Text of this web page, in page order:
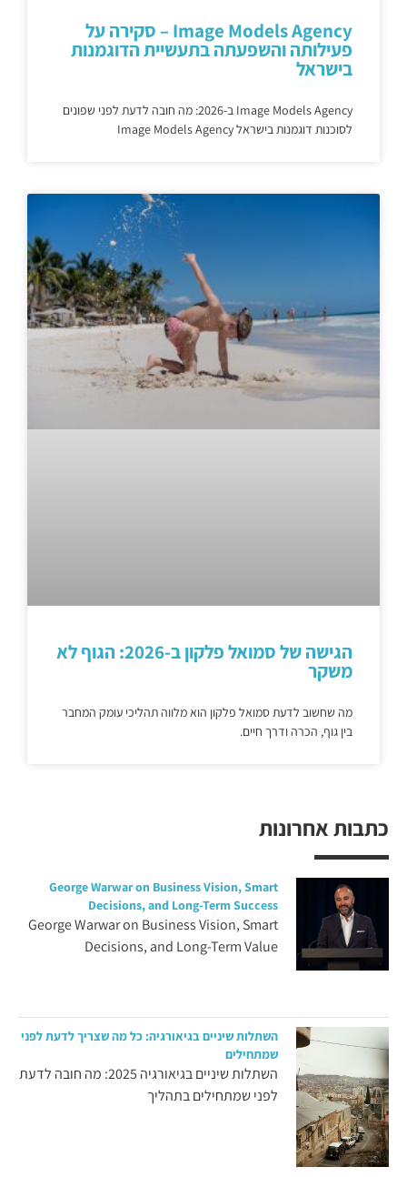
כתבות אחרונות
George Warwar on Business Vision, Smart
Decisions, and Long-Term Success
George Warwar on Business Vision, Smart
Decisions, and Long-Term Value
השתלות שיניים בגיאורגיה: כל מה שצריך לדעת לפני
שמתחילים
השתלות שיניים בגיאורגיה 2025: מה חובה לדעת
לפני שמתחילים בתהליך
Image Models Agency – סקירה על
פעילותה והשפעתה בתעשיית הדוגמנות
בישראל
Image Models Agency ב-2026: מה חובה לדעת לפני שפונים
לסוכנות דוגמנות בישראל Image Models Agency
הגישה של סמואל פלקון ב-2026: הגוף לא
משקר
מה שחשוב לדעת סמואל פלקון הוא מלווה תהליכי עומק המחבר
בין גוף, הכרה ודרך חיים.